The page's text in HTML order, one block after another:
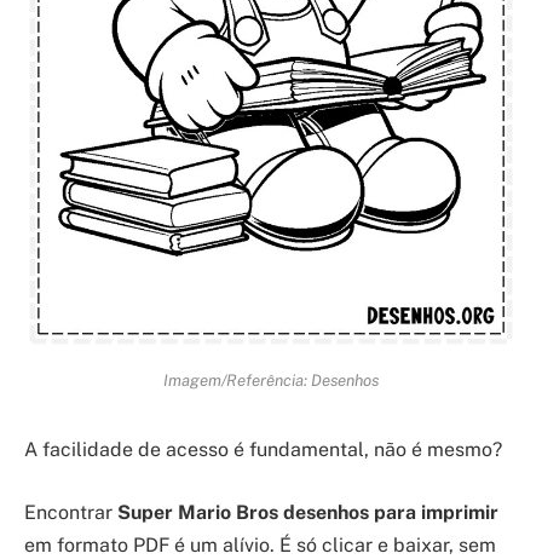
Imagem/Referência: Desenhos
A facilidade de acesso é fundamental, não é mesmo?
Encontrar Super Mario Bros desenhos para imprimir
em formato PDF é um alívio. É só clicar e baixar, sem